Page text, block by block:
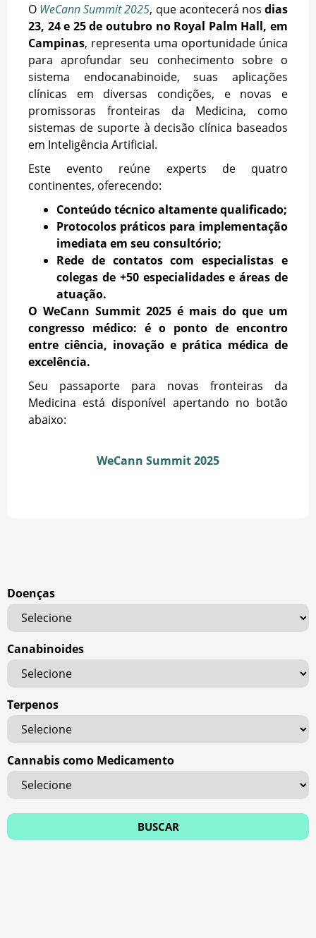
O WeCann Summit 2025, que acontecerá nos dias
23, 24 e 25 de outubro no Royal Palm Hall, em
Campinas, representa uma oportunidade única
para aprofundar seu conhecimento sobre o
sistema endocanabinoide, suas aplicações
clínicas em diversas condições, e novas e
promissoras fronteiras da Medicina, como
sistemas de suporte à decisão clínica baseados
em Inteligência Artificial.
Este evento reúne experts de quatro
continentes, oferecendo:
Conteúdo técnico altamente qualificado;
Protocolos práticos para implementação
imediata em seu consultório;
Rede de contatos com especialistas e
colegas de +50 especialidades e áreas de
atuação.
O WeCann Summit 2025 é mais do que um
congresso médico: é o ponto de encontro
entre ciência, inovação e prática médica de
excelência.
Seu passaporte para novas fronteiras da
Medicina está disponível apertando no botão
abaixo:
WeCann Summit 2025
Doenças
Canabinoides
Terpenos
Cannabis como Medicamento